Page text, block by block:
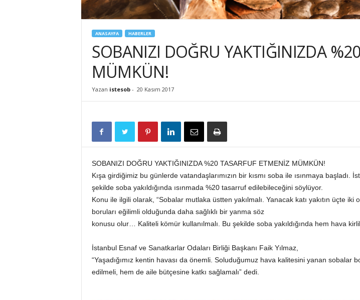
İ
ANASAYFA HABERLER
SOBANIZI DOĞRU YAKTIĞINIZDA
MÜMKÜN!
Yazan istesob- 20 Kasım 2017
SOBANIZI DOĞRU YAKTIĞINIZDA %20 TASARFUF ETMENİZ MÜMKÜN!
Kışa girdiğimiz bu günlerde vatandaşlarımızın bir kısmı soba ile ısınmaya
şekilde soba yakıldığında ısınmada %20 tasarruf edilebileceğini söylüyor.
Konu ile ilgili olarak, “Sobalar mutlaka üstten yakılmalı. Yanacak katı yakıtın üçte
boruları eğilimli olduğunda daha sağlıklı bir yanma söz
konusu olur… Kaliteli kömür kullanılmalı. Bu şekilde soba yakıldığında hem hava
İstanbul Esnaf ve Sanatkarlar Odaları Birliği Başkanı Faik Yılmaz,
“Yaşadığımız kentin havası da önemli. Soluduğumuz hava kalitesini yanan
edilmeli, hem de aile bütçesine katkı sağlamalı” dedi.